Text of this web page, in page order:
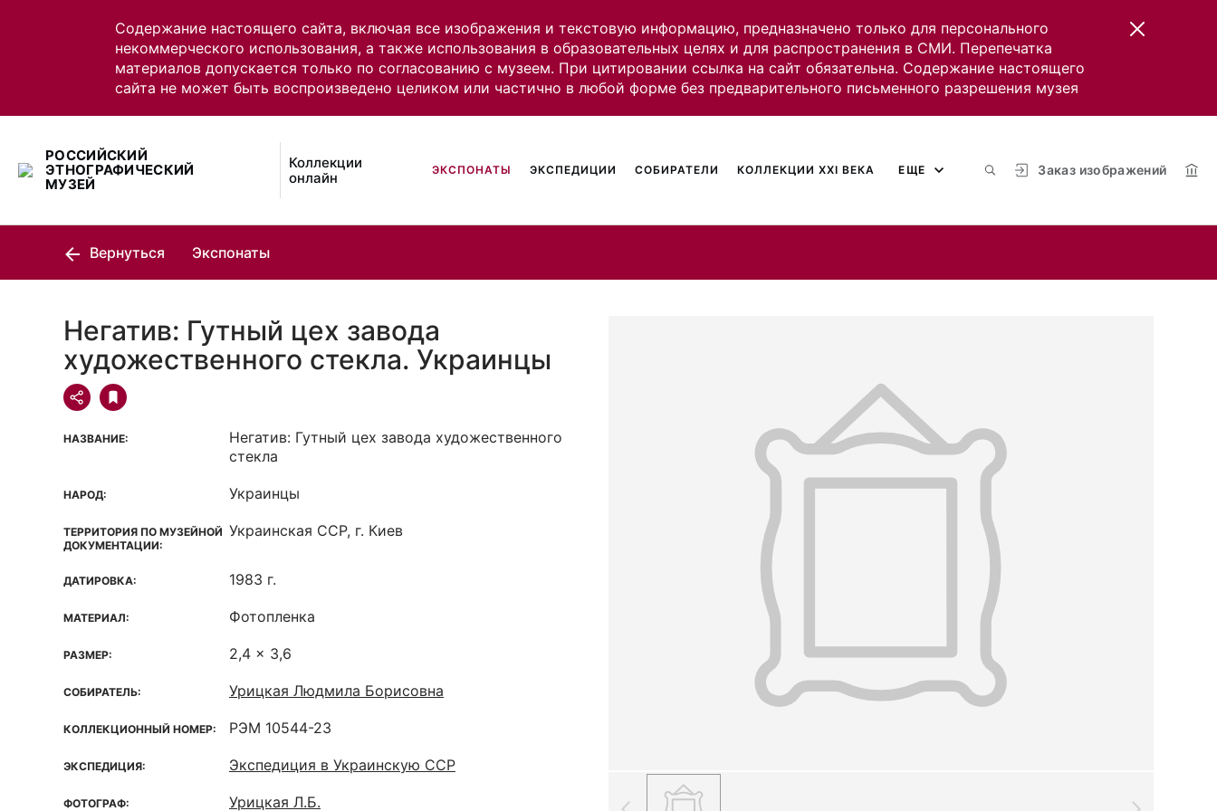
Содержание настоящего сайта, включая все изображения и текстовую информацию, предназначено только для персонального
некоммерческого использования, а также использования в образовательных целях и для распространения в СМИ. Перепечатка
материалов допускается только по согласованию с музеем. При цитировании ссылка на сайт обязательна. Содержание настоящего
сайта не может быть воспроизведено целиком или частично в любой форме без предварительного письменного разрешения музея
РОССИЙСКИЙ
ЭТНОГРАФИЧЕСКИЙ
МУЗЕЙ
Коллекции
онлайн
Заказ изображений
ЭКСПОНАТЫ ЭКСПЕДИЦИИ СОБИРАТЕЛИ КОЛЛЕКЦИИ XXI ВЕКА ЕЩЕ
Вернуться Экспонаты
Негатив: Гутный цех завода
художественного стекла. Украинцы
НАЗВАНИЕ:
Негатив: Гутный цех завода художественного
стекла
НАРОД: Украинцы
ТЕРРИТОРИЯ ПО МУЗЕЙНОЙ
ДОКУМЕНТАЦИИ:
Украинская ССР, г. Киев
ДАТИРОВКА: 1983 г.
МАТЕРИАЛ: Фотопленка
РАЗМЕР: 2,4 x 3,6
СОБИРАТЕЛЬ: Урицкая Людмила Борисовна
КОЛЛЕКЦИОННЫЙ НОМЕР: РЭМ 10544-23
ЭКСПЕДИЦИЯ: Экспедиция в Украинскую ССР
ФОТОГРАФ: Урицкая Л.Б.